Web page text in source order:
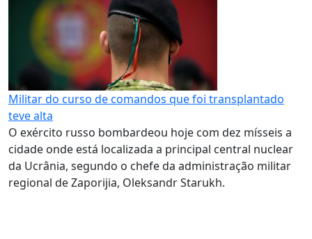
Militar do curso de comandos que foi transplantado
teve alta
O exército russo bombardeou hoje com dez mísseis a
cidade onde está localizada a principal central nuclear
da Ucrânia, segundo o chefe da administração militar
regional de Zaporijia, Oleksandr Starukh.